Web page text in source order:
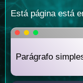
Está página está
Parágrafo